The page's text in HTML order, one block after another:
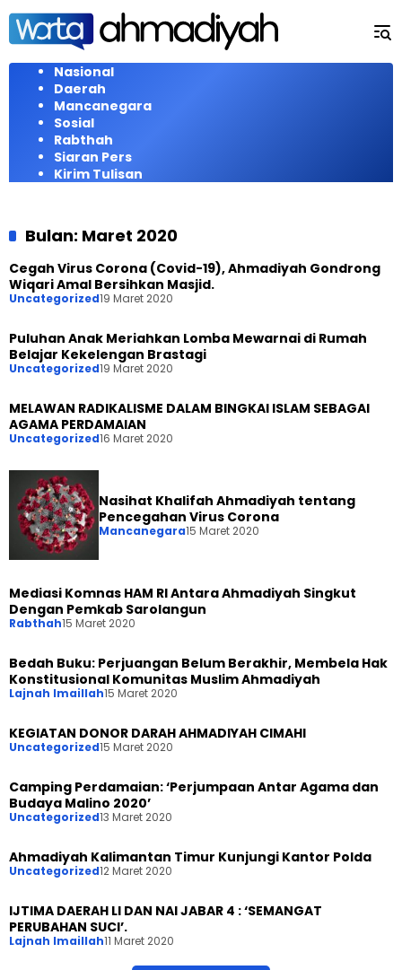
Langsung
konten
Nasional
Daerah
Mancanegara
Sosial
Rabthah
Siaran Pers
Kirim Tulisan
Bulan: Maret 2020
Cegah Virus Corona (Covid-19), Ahmadiyah Gondrong
Wiqari Amal Bersihkan Masjid.
Uncategorized19 Maret 2020
Puluhan Anak Meriahkan Lomba Mewarnai di Rumah
Belajar Kekelengan Brastagi
Uncategorized19 Maret 2020
MELAWAN RADIKALISME DALAM BINGKAI ISLAM SEBAGAI
AGAMA PERDAMAIAN
Uncategorized16 Maret 2020
Nasihat Khalifah Ahmadiyah tentang
Pencegahan Virus Corona
Mancanegara15 Maret 2020
Mediasi Komnas HAM RI Antara Ahmadiyah Singkut
Dengan Pemkab Sarolangun
Rabthah15 Maret 2020
Bedah Buku: Perjuangan Belum Berakhir, Membela Hak
Konstitusional Komunitas Muslim Ahmadiyah
Lajnah Imaillah15 Maret 2020
KEGIATAN DONOR DARAH AHMADIYAH CIMAHI
Uncategorized15 Maret 2020
Camping Perdamaian: ‘Perjumpaan Antar Agama dan
Budaya Malino 2020’
Uncategorized13 Maret 2020
Ahmadiyah Kalimantan Timur Kunjungi Kantor Polda
Uncategorized12 Maret 2020
IJTIMA DAERAH LI DAN NAI JABAR 4 : ‘SEMANGAT
PERUBAHAN SUCI’.
Lajnah Imaillah11 Maret 2020